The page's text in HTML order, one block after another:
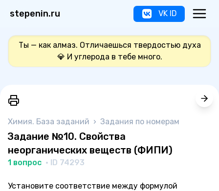
stepenin.ru VK ID
Ты — как алмаз. Отличаешься твердостью духа
💎 И углерода в тебе много.
Химия. База заданий › Задания по номерам
Задание №10. Свойства
неорганических веществ (ФИПИ)
1 вопрос · ID 74293
Установите соответствие между формулой